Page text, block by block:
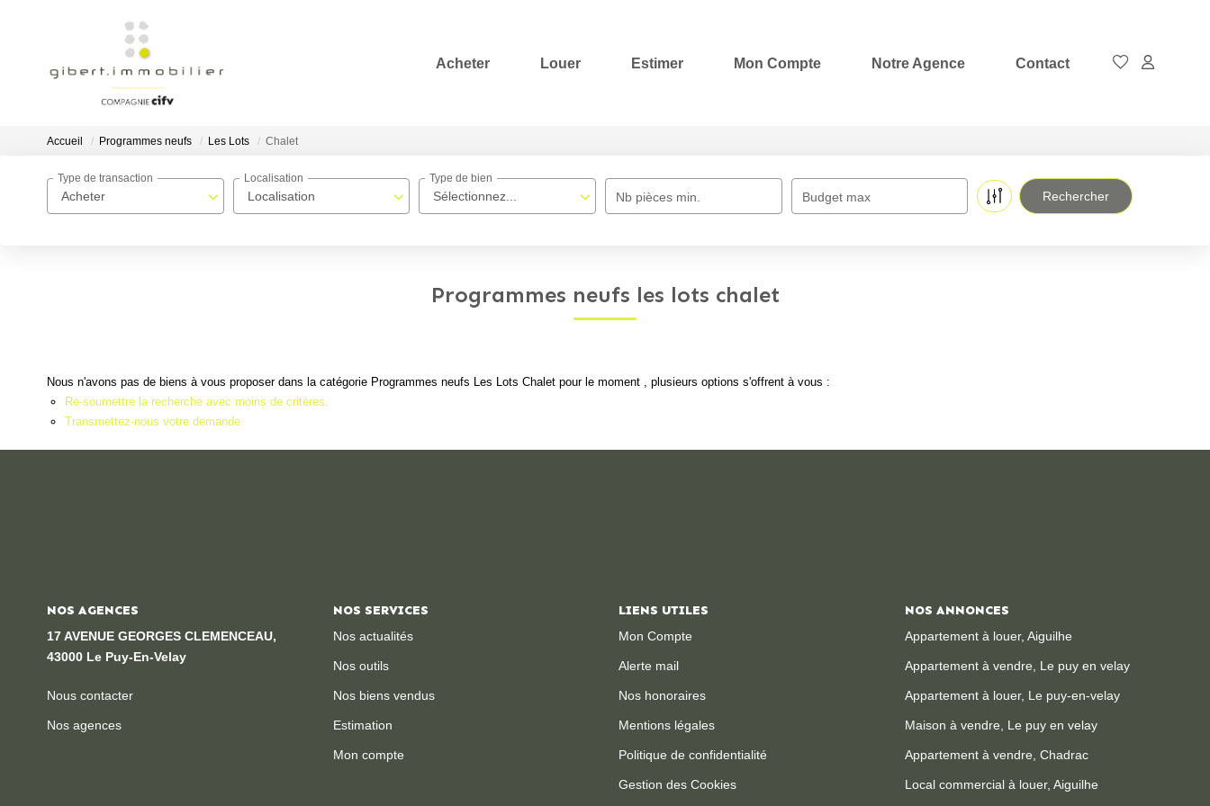
Acheter Louer Estimer Mon Compte Notre Agence Contact
Accueil Programmes neufs Les Lots Chalet
Acheter
Type de transaction
Localisation
Localisation
Sélectionnez...
Type de bien
Nb pièces min. Budget max
Programmes neufs les lots chalet
Nous n'avons pas de biens à vous proposer dans la catégorie Programmes neufs Les Lots Chalet pour le moment , plusieurs options s'offrent à vous :
Re-soumettre la recherche avec moins de critères.
Transmettez-nous votre demande
NOS AGENCES
17 AVENUE GEORGES CLEMENCEAU,
43000 Le Puy-En-Velay
Nous contacter
Nos agences
NOS SERVICES
Nos actualités
Nos outils
Nos biens vendus
Estimation
Mon compte
LIENS UTILES
Mon Compte
Alerte mail
Nos honoraires
Mentions légales
Politique de confidentialité
Gestion des Cookies
NOS ANNONCES
Appartement à louer, Aiguilhe
Appartement à vendre, Le puy en velay
Appartement à louer, Le puy-en-velay
Maison à vendre, Le puy en velay
Appartement à vendre, Chadrac
Local commercial à louer, Aiguilhe